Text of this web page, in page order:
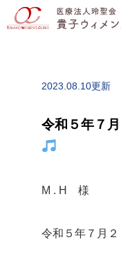
2023.08.10更新
令和５年７
M . H 様
令和５年７月